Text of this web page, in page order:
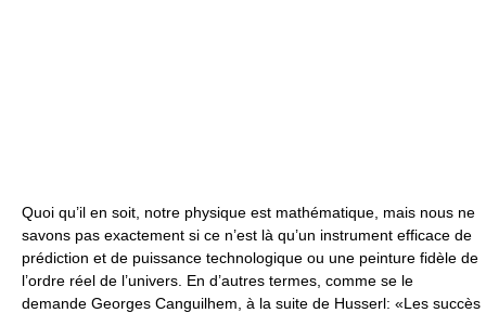
Quoi qu’il en soit, notre physique est mathématique, mais nous ne
savons pas exactement si ce n’est là qu’un instrument efficace de
prédiction et de puissance technologique ou une peinture fidèle de
l’ordre réel de l’univers. En d’autres termes, comme se le
demande Georges Canguilhem, à la suite de Husserl: «Les succès